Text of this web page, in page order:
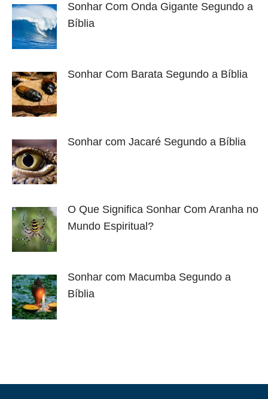
Sonhar Com Onda Gigante Segundo a
Bíblia
Sonhar Com Barata Segundo a Bíblia
Sonhar com Jacaré Segundo a Bíblia
O Que Significa Sonhar Com Aranha no
Mundo Espiritual?
Sonhar com Macumba Segundo a
Bíblia